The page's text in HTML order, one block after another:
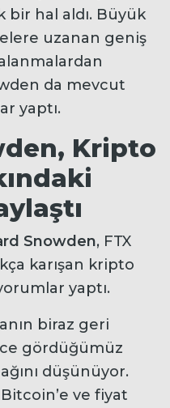
bir hal aldı. Büyük
uzanan geniş
da mevcut
yaptı.
Kripto
Snowden, FTX
karışan kripto
yaptı.
biraz geri
gördüğümüz
düşünüyor.
ve fiyat